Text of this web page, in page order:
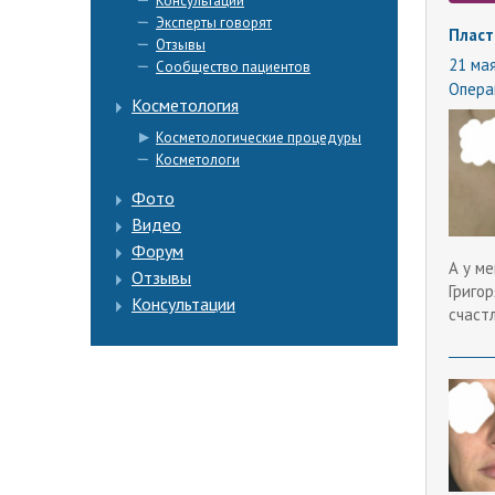
Эксперты говорят
Отзывы
Сообщество пациентов
Косметология
Косметологические процедуры
Косметологи
Фото
Видео
Форум
Отзывы
Консультации
21
А у